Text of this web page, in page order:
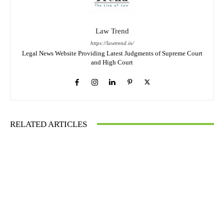
Law Trend
https://lawtrend.in/
Legal News Website Providing Latest Judgments of Supreme Court
and High Court
RELATED ARTICLES